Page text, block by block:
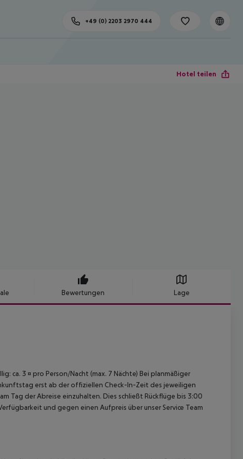
+49 (0) 2203 2970 444
Hotel teilen
Bewertungen Lage
ca. 3 ¤ pro Person/Nacht (max. 7 Nächte) Bei planmäßiger
erst ab der offiziellen Check-In-Zeit des jeweiligen
Tag der Abreise einzuhalten. Dies schließt Rückflüge bis 3:00
und gegen einen Aufpreis über unser Service Team